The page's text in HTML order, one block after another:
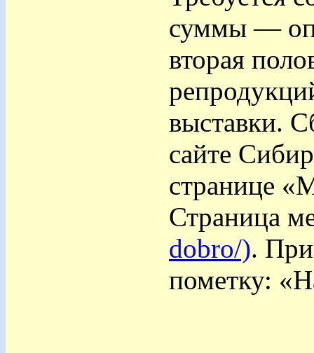
суммы —
вторая
выставки.
сайте
странице
Страница
dobro/).
пометку: